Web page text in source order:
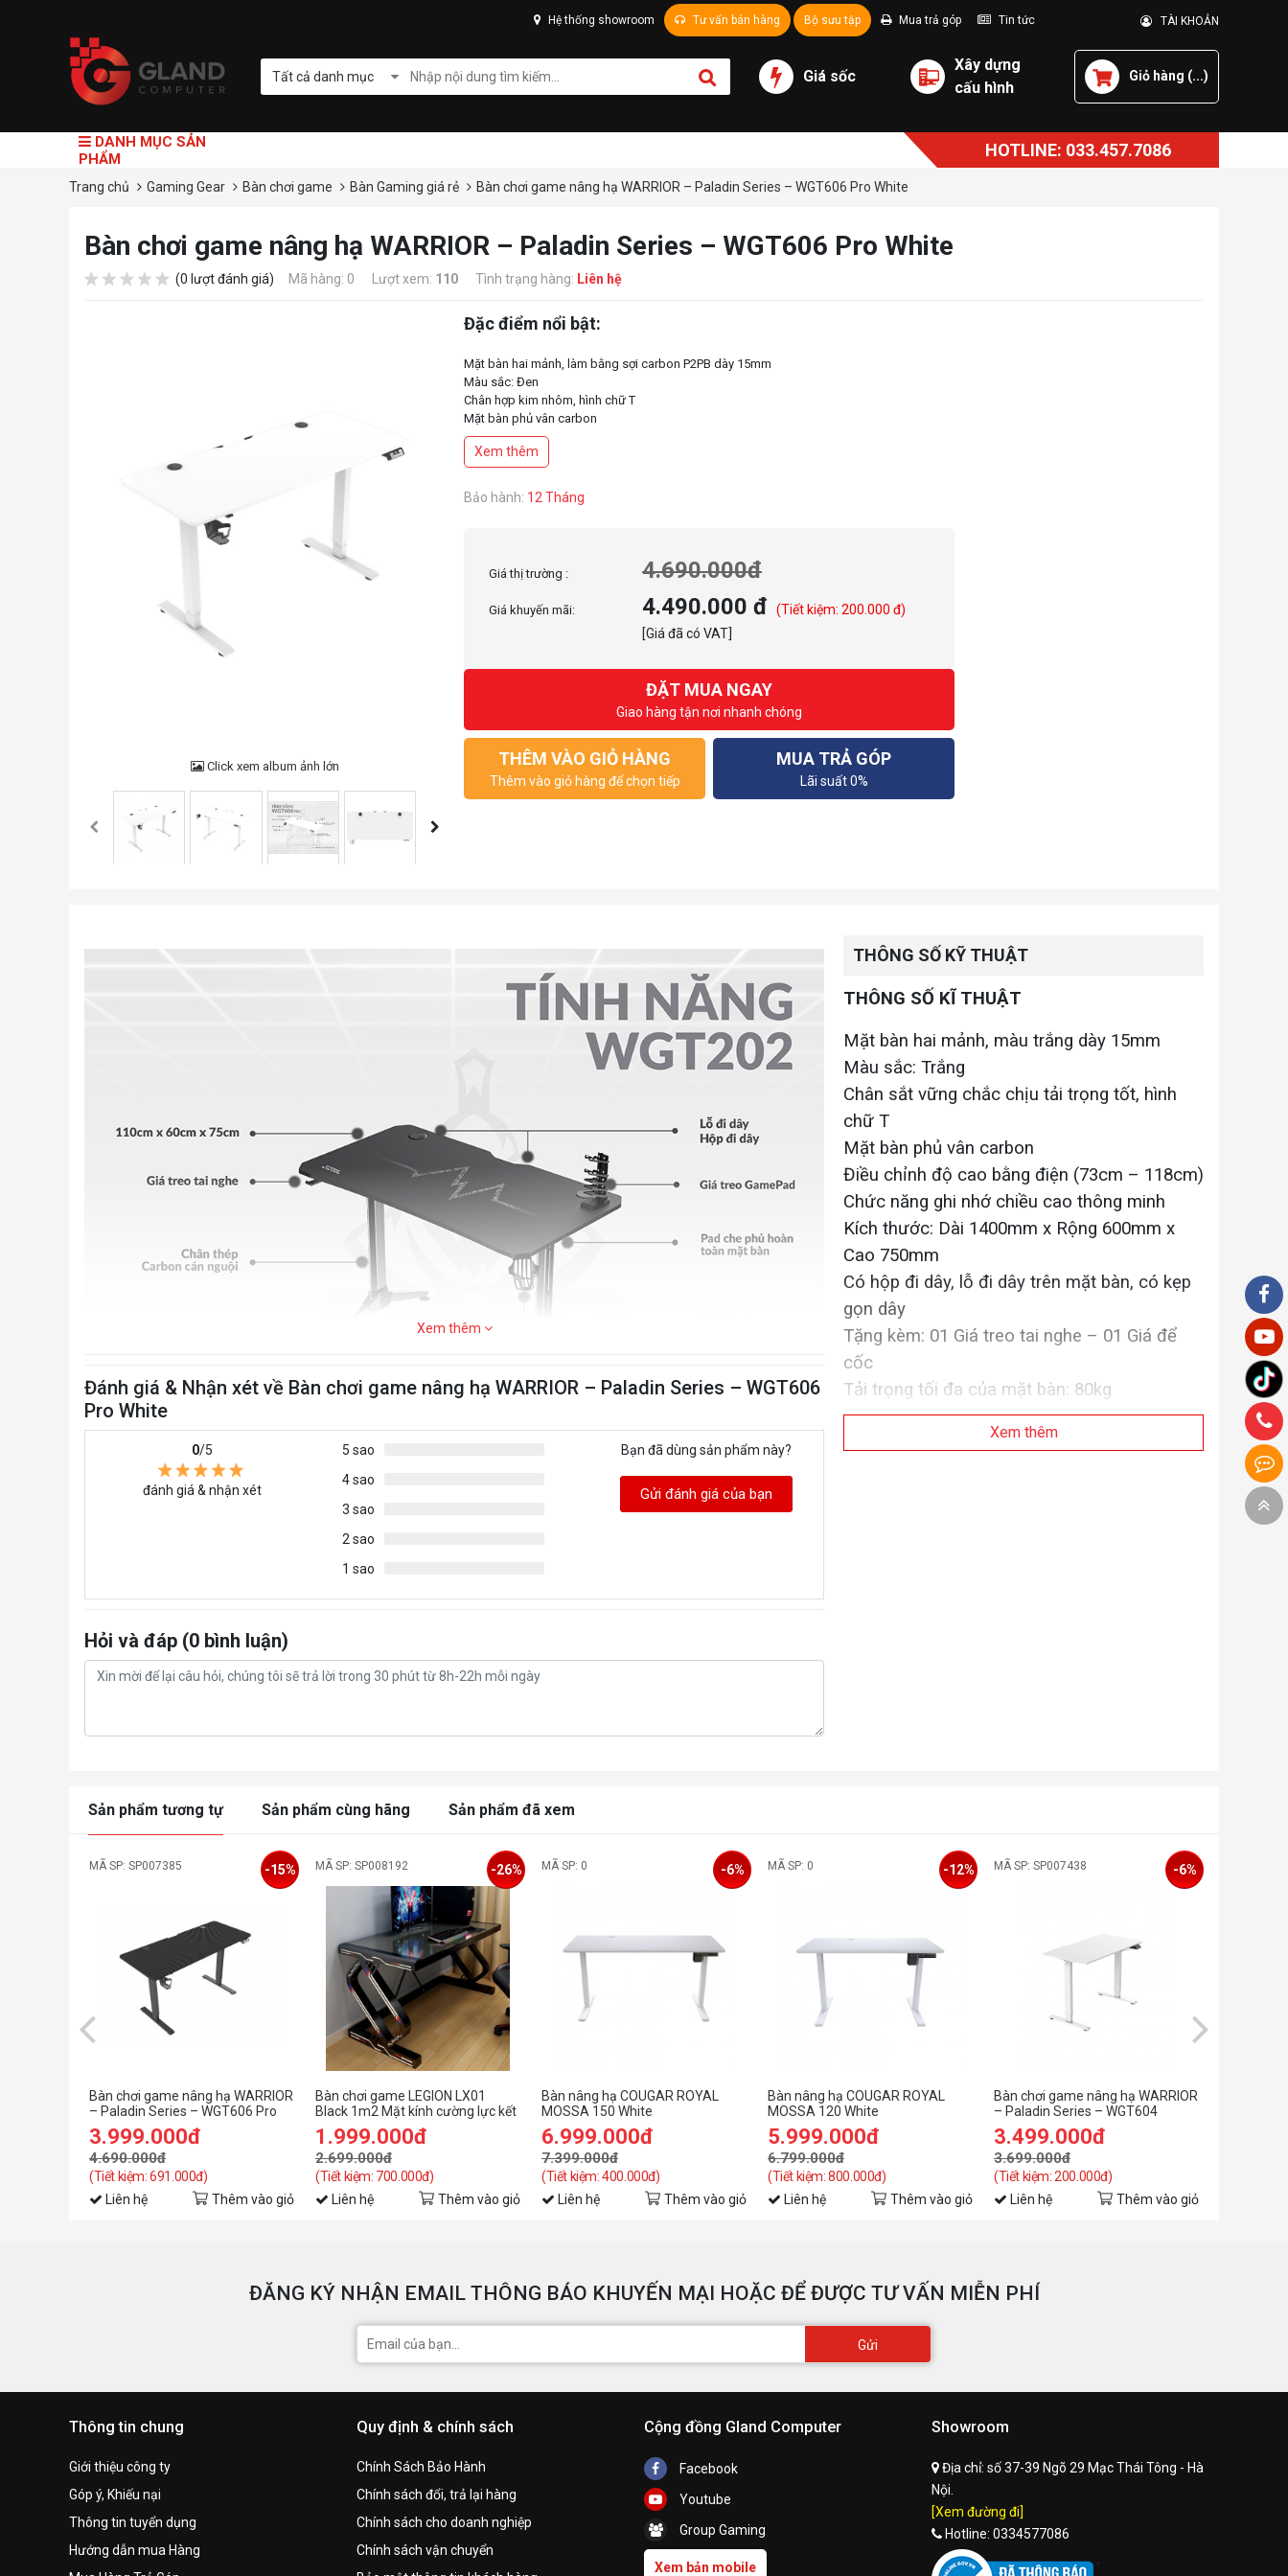
Hệ thống showroom Tư vấn bán hàng Bộ sưu tập Mua trả góp Tin tức TÀI KHOẢN
Tất cả danh mục Giá sốc
Xây dựng
cấu hình
Giỏ hàng (...)
DANH MỤC SẢN
PHẨM
HOTLINE: 033.457.7086
Trang chủ Gaming Gear Bàn chơi game Bàn Gaming giá rẻ Bàn chơi game nâng hạ WARRIOR – Paladin Series – WGT606 Pro White
Bàn chơi game nâng hạ WARRIOR – Paladin Series – WGT606 Pro White
(0 lượt đánh giá) Mã hàng: 0 Lượt xem: 110 Tình trạng hàng: Liên hệ
Click xem album ảnh lớn
Đặc điểm nổi bật:
Mặt bàn hai mảnh, làm bằng sợi carbon P2PB dày 15mm
Màu sắc: Đen
Chân hợp kim nhôm, hình chữ T
Mặt bàn phủ vân carbon
Điều chỉnh độ cao bằng điện (73cm – 119cm)
Chức năng ghi nhớ chiều cao thông minh
Có hộp đi dây, lỗ đi dây trên mặt bàn, có kẹp gọn dây
Tặng kèm: 01 Giá treo tai nghe – 01 Giá để cốc
Xem thêm
Bảo hành: 12 Tháng
Giá thị trường : 4.690.000đ
Giá khuyến mãi: 4.490.000 đ
(Tiết kiệm: 200.000 đ)
[Giá đã có VAT]
ĐẶT MUA NGAY
Giao hàng tận nơi nhanh chóng
THÊM VÀO GIỎ HÀNG
Thêm vào giỏ hàng để chọn tiếp
MUA TRẢ GÓP
Lãi suất 0%
Xem thêm
Đánh giá & Nhận xét về Bàn chơi game nâng hạ WARRIOR – Paladin Series – WGT606
Pro White
0/5
đánh giá & nhận xét
5 sao
4 sao
3 sao
2 sao
1 sao
Bạn đã dùng sản phẩm này?
Gửi đánh giá của bạn
Hỏi và đáp (0 bình luận)
THÔNG SỐ KỸ THUẬT
THÔNG SỐ KĨ THUẬT
Mặt bàn hai mảnh, màu trắng dày 15mm
Màu sắc: Trắng
Chân sắt vững chắc chịu tải trọng tốt, hình
chữ T
Mặt bàn phủ vân carbon
Điều chỉnh độ cao bằng điện (73cm – 118cm)
Chức năng ghi nhớ chiều cao thông minh
Kích thước: Dài 1400mm x Rộng 600mm x
Cao 750mm
Có hộp đi dây, lỗ đi dây trên mặt bàn, có kẹp
gọn dây
Tặng kèm: 01 Giá treo tai nghe – 01 Giá để
cốc
Tải trọng tối đa của mặt bàn: 80kg
Xem thêm
Sản phẩm tương tự Sản phẩm cùng hãng Sản phẩm đã xem
MÃ SP: SP007385
Bàn chơi game nâng hạ WARRIOR
– Paladin Series – WGT606 Pro
Black
3.999.000đ
4.690.000đ
(Tiết kiệm: 691.000đ)
-15%
Liên hệ Thêm vào giỏ
MÃ SP: SP008192
Bàn chơi game LEGION LX01
Black 1m2 Mặt kính cường lực kết
cấu sợi Carbon
1.999.000đ
2.699.000đ
(Tiết kiệm: 700.000đ)
-26%
Liên hệ Thêm vào giỏ
MÃ SP: 0
Bàn nâng hạ COUGAR ROYAL
MOSSA 150 White
6.999.000đ
7.399.000đ
(Tiết kiệm: 400.000đ)
-6%
Liên hệ Thêm vào giỏ
MÃ SP: 0
Bàn nâng hạ COUGAR ROYAL
MOSSA 120 White
5.999.000đ
6.799.000đ
(Tiết kiệm: 800.000đ)
-12%
Liên hệ Thêm vào giỏ
MÃ SP: SP007438
Bàn chơi game nâng hạ WARRIOR
– Paladin Series – WGT604
(Trắng)
3.499.000đ
3.699.000đ
(Tiết kiệm: 200.000đ)
-6%
Liên hệ Thêm vào giỏ
ĐĂNG KÝ NHẬN EMAIL THÔNG BÁO KHUYẾN MẠI HOẶC ĐỂ ĐƯỢC TƯ VẤN MIỄN PHÍ
Gửi
Thông tin chung
Giới thiệu công ty
Góp ý, Khiếu nại
Thông tin tuyển dụng
Hướng dẫn mua Hàng
Quy định & chính sách
Chính Sách Bảo Hành
Chính sách đổi, trả lại hàng
Chính sách cho doanh nghiệp
Chính sách vận chuyển
Cộng đồng Gland Computer
Facebook
Youtube
Group Gaming
Xem bản mobile
Showroom
Địa chỉ: số 37-39 Ngõ 29 Mạc Thái Tông - Hà
Nội.
[Xem đường đi]
Hotline: 0334577086